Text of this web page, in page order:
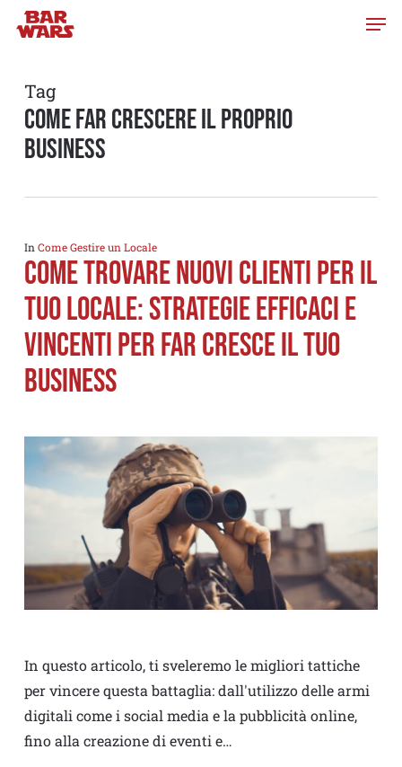
Skip
content
Tag
come far crescere il proprio
business
In Come Gestire un Locale
Come trovare nuovi clienti per il
tuo locale: strategie efficaci e
vincenti per far cresce il tuo
business
In questo articolo, ti sveleremo le migliori tattiche
per vincere questa battaglia: dall'utilizzo delle armi
digitali come i social media e la pubblicità online,
fino alla creazione di eventi e…